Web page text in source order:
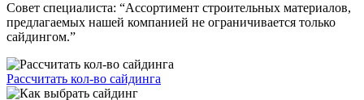
Совет специалиста: “Ассортимент строительных материалов,
предлагаемых нашей компанией не ограничивается только
сайдингом.”
Рассчитать кол-во сайдинга